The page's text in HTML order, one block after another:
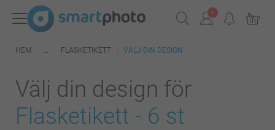
HEM FLASKETIKETT VÄLJ DIN DESIGN
Välj din design för
Flasketikett - 6 st